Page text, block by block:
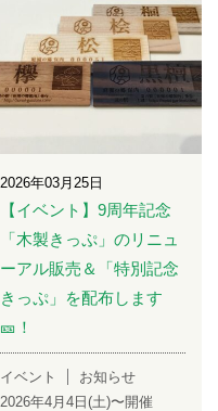
2026年03月25日
【イベント】9周年記念
「木製きっぷ」のリニュ
ーアル販売＆「特別記念
きっぷ」を配布します
🎫！
イベント
お知らせ
2026年4月4日(土)〜開催